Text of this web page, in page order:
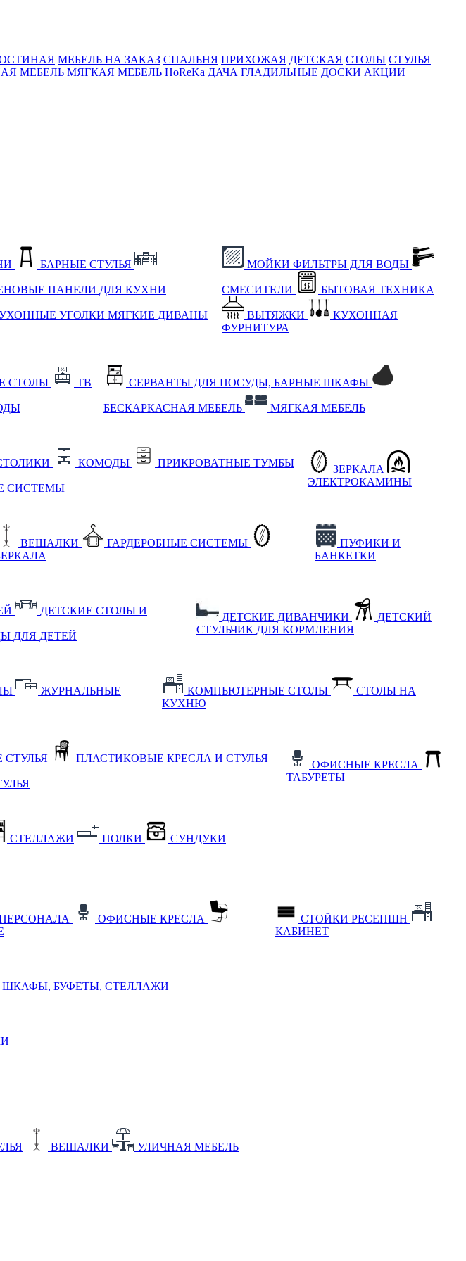
МЕБЕЛЬ НА ЗАКАЗ СПАЛЬНЯ ПРИХОЖАЯ ДЕТСКАЯ СТОЛЫ СТУЛЬЯ
МЕБЕЛЬ МЯГКАЯ МЕБЕЛЬ HoReKa ДАЧА ГЛАДИЛЬНЫЕ ДОСКИ АКЦИИ
БАРНЫЕ СТУЛЬЯ
ПАНЕЛИ ДЛЯ КУХНИ
УГОЛКИ МЯГКИЕ ДИВАНЫ
МОЙКИ ФИЛЬТРЫ ДЛЯ ВОДЫ
СМЕСИТЕЛИ БЫТОВАЯ ТЕХНИКА
ВЫТЯЖКИ
КУХОННАЯ
ФУРНИТУРА
СТОЛЫ ТВ СЕРВАНТЫ ДЛЯ ПОСУДЫ, БАРНЫЕ ШКАФЫ
БЕСКАРКАСНАЯ МЕБЕЛЬ МЯГКАЯ МЕБЕЛЬ
КОМОДЫ ПРИКРОВАТНЫЕ ТУМБЫ
СИСТЕМЫ
ЗЕРКАЛА
ЭЛЕКТРОКАМИНЫ
ВЕШАЛКИ
ГАРДЕРОБНЫЕ СИСТЕМЫ
ПУФИКИ И
БАНКЕТКИ
ДЕТСКИЕ СТОЛЫ И
ДЛЯ ДЕТЕЙ
ДЕТСКИЕ ДИВАНЧИКИ
ДЕТСКИЙ
СТУЛЬЧИК ДЛЯ КОРМЛЕНИЯ
ЖУРНАЛЬНЫЕ
КОМПЬЮТЕРНЫЕ СТОЛЫ
СТОЛЫ НА
КУХНЮ
ПЛАСТИКОВЫЕ КРЕСЛА И СТУЛЬЯ
ОФИСНЫЕ КРЕСЛА
ТАБУРЕТЫ
СТЕЛЛАЖИ ПОЛКИ СУНДУКИ
ОФИСНЫЕ КРЕСЛА
СТОЙКИ РЕСЕПШН
КАБИНЕТ
ШКАФЫ, БУФЕТЫ, СТЕЛЛАЖИ
ВЕШАЛКИ УЛИЧНАЯ МЕБЕЛЬ